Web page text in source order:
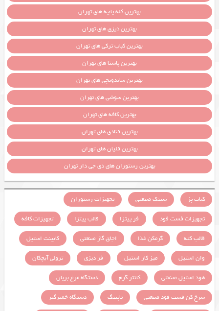
بهترین کله پاچه های تهران
بهترین دیزی های تهران
بهترین کباب ترکی های تهران
بهترین پاستا های تهران
بهترین ساندویچی های تهران
بهترین سوشی های تهران
بهترین کافه های تهران
بهترین قنادی های تهران
بهترین قلیان های تهران
بهترین رستوران های دی جی دار تهران
کباب پز سینک صنعتی
تجهیزات رستوران
تجهیزات فست فود
فر پیتزا قالب پیتزا
تجهیزات کافه
قالب کته
گرمکن غذا اجاق گاز صنعتی
کابینت استیل
وان استیل
میز کار استیل فر دیزی
ترولی آبچکان
هود استیل صنعتی
کانتر گرم
دستگاه مرغ بریان
سرخ کن فست فود صنعتی
تاپینگ
دستگاه خمیرگیر